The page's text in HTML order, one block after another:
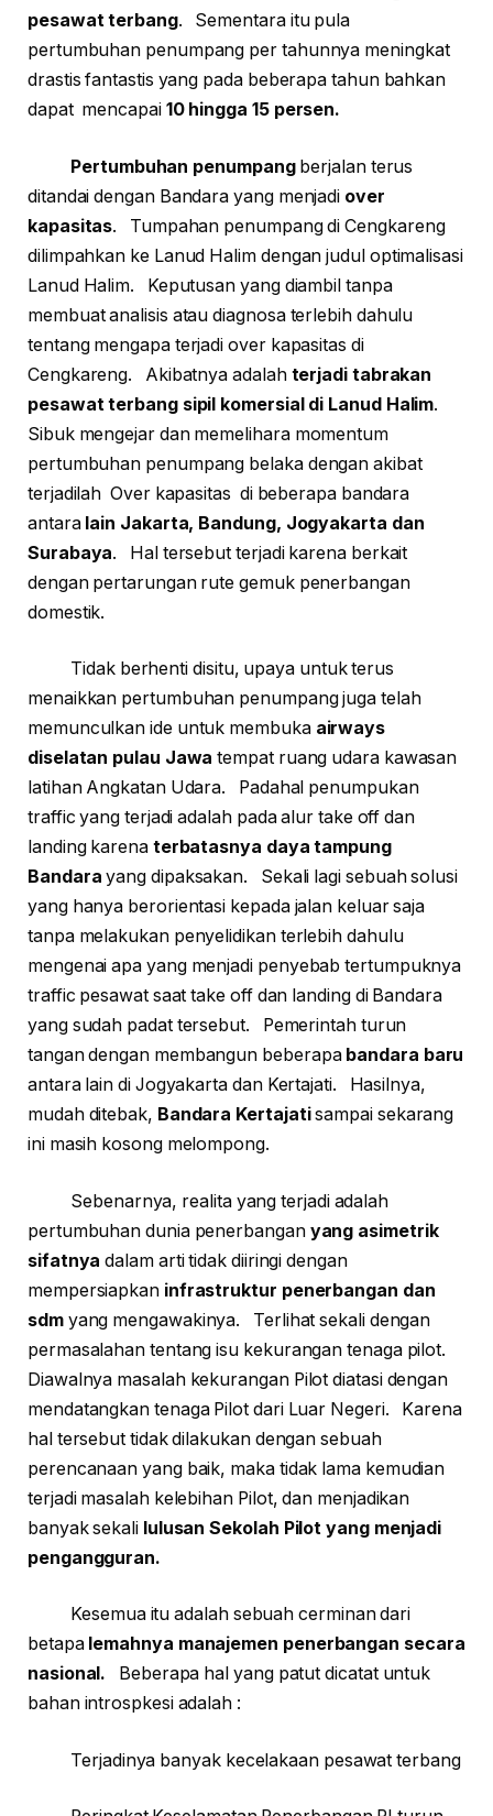
pesawat terbang. Sementara itu pula
pertumbuhan penumpang per tahunnya meningkat
drastis fantastis yang pada beberapa tahun bahkan
dapat mencapai 10 hingga 15 persen.
Pertumbuhan penumpangberjalan terus
ditandai dengan Bandara yang menjadi over
kapasitas. Tumpahan penumpang di Cengkareng
dilimpahkan ke Lanud Halim dengan judul optimalisasi
Lanud Halim. Keputusan yang diambil tanpa
membuat analisis atau diagnosa terlebih dahulu
tentang mengapa terjadi over kapasitas di
Cengkareng. Akibatnya adalah terjadi tabrakan
pesawat terbang sipil komersial di Lanud Halim.
Sibuk mengejar dan memelihara momentum
pertumbuhan penumpang belaka dengan akibat
terjadilah Over kapasitas di beberapa bandara
antara lain Jakarta, Bandung, Jogyakarta dan
Surabaya. Hal tersebut terjadi karena berkait
dengan pertarungan rute gemuk penerbangan
domestik.
Tidak berhenti disitu, upaya untuk terus
menaikkan pertumbuhan penumpang juga telah
memunculkan ide untuk membuka airways
diselatan pulau Jawa tempat ruang udara kawasan
latihan Angkatan Udara. Padahal penumpukan
traffic yang terjadi adalah pada alur take off dan
landing karena terbatasnya daya tampung
Bandara yang dipaksakan. Sekali lagi sebuah solusi
yang hanya berorientasi kepada jalan keluar saja
tanpa melakukan penyelidikan terlebih dahulu
mengenai apa yang menjadi penyebab tertumpuknya
traffic pesawat saat take off dan landing di Bandara
yang sudah padat tersebut. Pemerintah turun
tangan dengan membangun beberapa bandara baru
antara lain di Jogyakarta dan Kertajati. Hasilnya,
mudah ditebak, Bandara Kertajatisampai sekarang
ini masih kosong melompong.
Sebenarnya, realita yang terjadi adalah
pertumbuhan dunia penerbangan yang asimetrik
sifatnya dalam arti tidak diiringi dengan
mempersiapkan infrastruktur penerbangan dan
sdmyang mengawakinya. Terlihat sekali dengan
permasalahan tentang isu kekurangan tenaga pilot.
Diawalnya masalah kekurangan Pilot diatasi dengan
mendatangkan tenaga Pilot dari Luar Negeri. Karena
hal tersebut tidak dilakukan dengan sebuah
perencanaan yang baik, maka tidak lama kemudian
terjadi masalah kelebihan Pilot, dan menjadikan
banyak sekali lulusan Sekolah Pilot yang menjadi
pengangguran.
Kesemua itu adalah sebuah cerminan dari
betapa lemahnya manajemen penerbangan secara
nasional. Beberapa hal yang patut dicatat untuk
bahan introspkesi adalah :
Terjadinya banyak kecelakaan pesawat terbang